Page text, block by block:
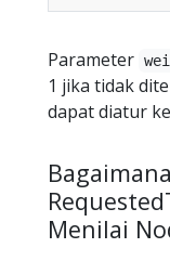
Parameter
1 jika tidak
dapat diatur
Menilai